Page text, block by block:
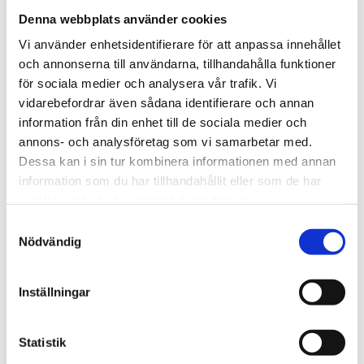
Denna webbplats använder cookies
Vi använder enhetsidentifierare för att anpassa innehållet
och annonserna till användarna, tillhandahålla funktioner
för sociala medier och analysera vår trafik. Vi
vidarebefordrar även sådana identifierare och annan
information från din enhet till de sociala medier och
annons- och analysföretag som vi samarbetar med.
Dessa kan i sin tur kombinera informationen med annan
information som du har tillhandahållit eller som de har
Nödvändig
Inställningar
Statistik
Läs även
Yrkesförarutbildningen moderniseras
Läs mer